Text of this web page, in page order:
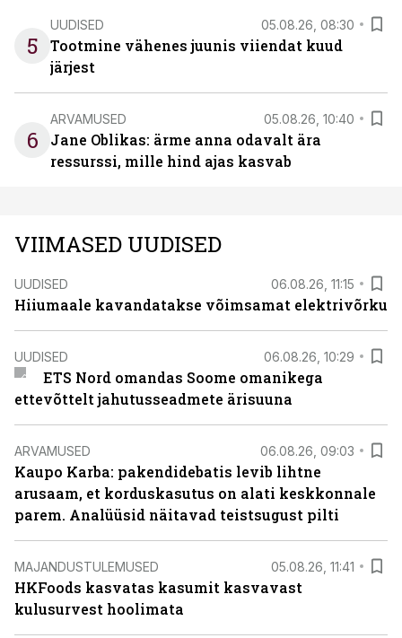
5
UUDISED 05.08.26, 08:30
Tootmine vähenes juunis viiendat kuud
järjest
6
ARVAMUSED 05.08.26, 10:40
Jane Oblikas: ärme anna odavalt ära
ressurssi, mille hind ajas kasvab
VIIMASED UUDISED
UUDISED 06.08.26, 11:15
Hiiumaale kavandatakse võimsamat elektrivõrku
UUDISED 06.08.26, 10:29
ETS Nord omandas Soome omanikega
ettevõttelt jahutusseadmete ärisuuna
ARVAMUSED 06.08.26, 09:03
Kaupo Karba: pakendidebatis levib lihtne
arusaam, et korduskasutus on alati keskkonnale
parem. Analüüsid näitavad teistsugust pilti
MAJANDUSTULEMUSED 05.08.26, 11:41
HKFoods kasvatas kasumit kasvavast
kulusurvest hoolimata